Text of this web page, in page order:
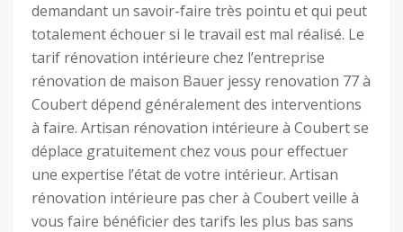
demandant un savoir-faire très pointu et qui peut
totalement échouer si le travail est mal réalisé. Le
tarif rénovation intérieure chez l’entreprise
rénovation de maison Bauer jessy renovation 77 à
Coubert dépend généralement des interventions
à faire. Artisan rénovation intérieure à Coubert se
déplace gratuitement chez vous pour effectuer
une expertise l’état de votre intérieur. Artisan
rénovation intérieure pas cher à Coubert veille à
vous faire bénéficier des tarifs les plus bas sans